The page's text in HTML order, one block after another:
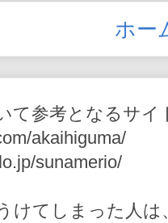
ホー
て参考となるサイ
akaihiguma/
sunamerio/
けてしまった人